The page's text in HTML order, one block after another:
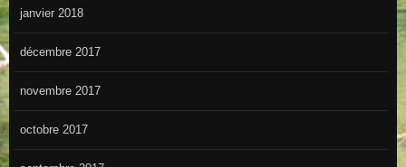
janvier 2018
décembre 2017
novembre 2017
octobre 2017